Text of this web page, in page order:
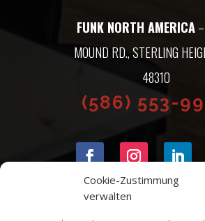
Cookie-Zustimmung
verwalten
FUNK NORTH AMERICA–
MOUND RD., STERLING
48310
(586) 553-